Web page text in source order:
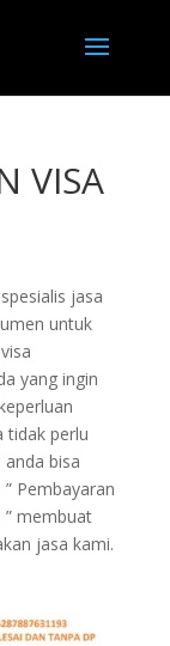
VISA
jasa
untuk
yang ingin
tidak perlu
anda bisa
Pembayaran
” membuat
jasa kami.